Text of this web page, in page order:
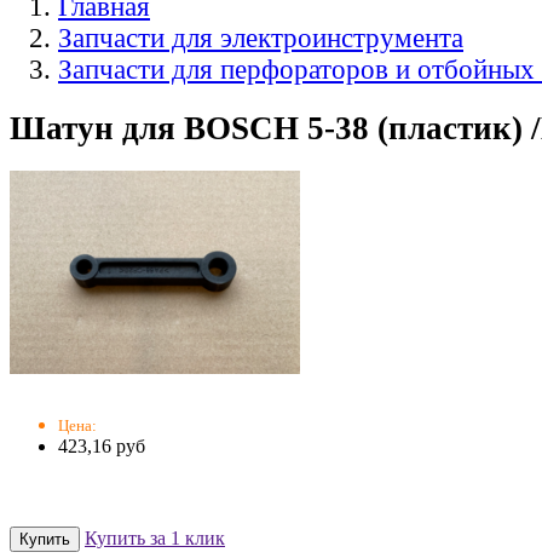
Главная
Запчасти для электроинструмента
Запчасти для перфораторов и
Шатун для BOSCH 5-38 (пластик)
Цена:
423,16 руб
Купить за 1 клик